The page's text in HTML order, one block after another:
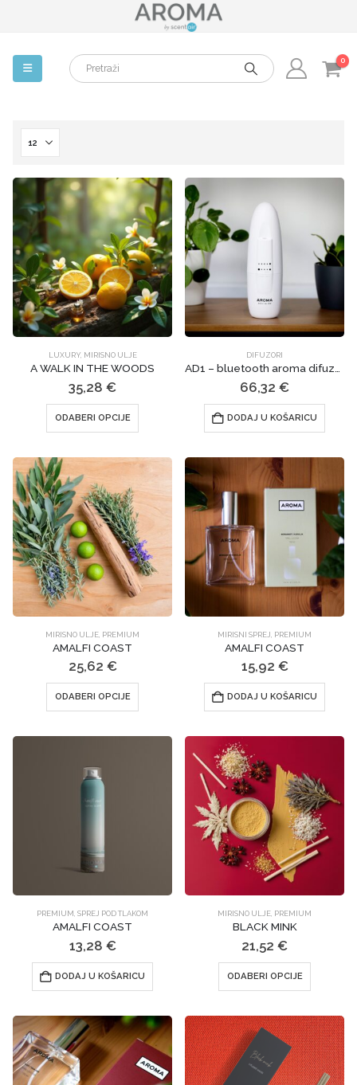
0
LUXURY, MIRISNO ULJE
A WALK IN THE WOODS
35,28 €
ODABERI OPCIJE
proizvod
više
Opcije
se
mogu
odabrati
na
stranici
proizvoda
DIFUZORI
AD1 – bluetooth aroma difuzor
66,32 €
DODAJ U KOŠARICU
MIRISNO ULJE PREMIUM
AMALFI COAST
25,62 €
ODABERI OPCIJE
proizvod
MIRISNI SPREJ PREMIUM
AMALFI COAST
15,92 €
DODAJ U KOŠARICU
PREMIUM, SPREJ POD TLAKOM
AMALFI COAST
13,28 €
DODAJ U KOŠARICU
MIRISNO ULJE, PREMIUM
BLACK MINK
21,52 €
ODABERI OPCIJE
više
varijanti.
Opcije
se